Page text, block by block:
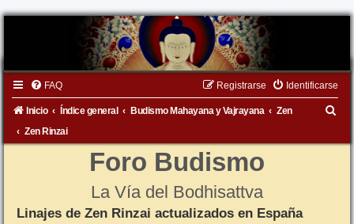
FAQ Identificarse
Registrarse
Inicio Índice general Budismo Mahayana y Vajrayana
Zen
Zen Rinzai
Foro Budismo
La Vía del Bodhisattva
Linajes de Zen Rinzai actualizados en España